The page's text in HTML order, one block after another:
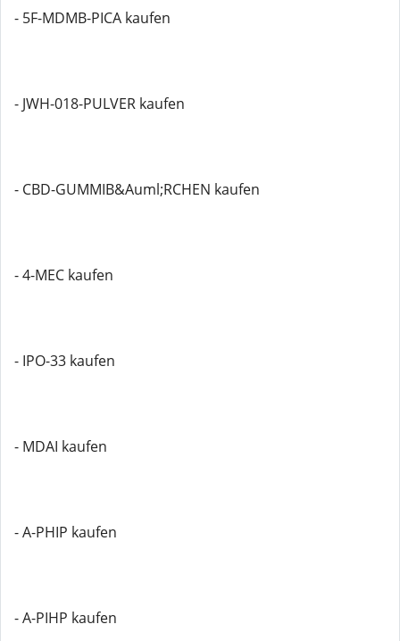
- 5F-MDMB-PICA kaufen
- JWH-018-PULVER kaufen
- CBD-GUMMIB&Auml;RCHEN kaufen
- 4-MEC kaufen
- IPO-33 kaufen
- MDAI kaufen
- A-PHIP kaufen
- A-PIHP kaufen